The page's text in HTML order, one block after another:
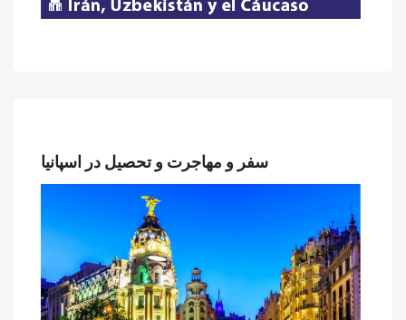
سفر و مهاجرت و تحصیل در اسپانیا